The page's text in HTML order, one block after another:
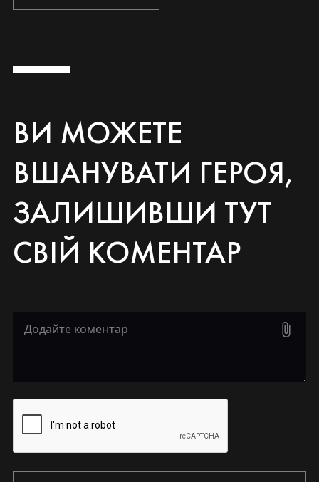
ВИ МОЖЕТЕ
ВШАНУВАТИ ГЕРОЯ,
ЗАЛИШИВШИ ТУТ
СВІЙ КОМЕНТАР